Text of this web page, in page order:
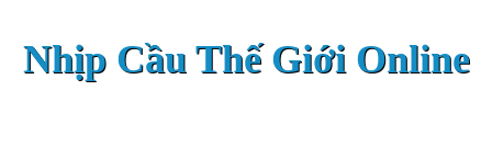
Nhịp Cầu Thế Giới Online